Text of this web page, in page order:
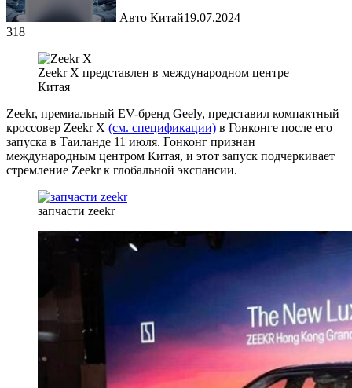
Авто Китай19.07.2024
318
Zeekr X представлен в международном центре
Китая
Zeekr, премиальный EV-бренд Geely, представил компактный
кроссовер Zeekr X (см. спецификации) в Гонконге после его
запуска в Таиланде 11 июля. Гонконг признан
международным центром Китая, и этот запуск подчеркивает
стремление Zeekr к глобальной экспансии.
запчасти zeekr